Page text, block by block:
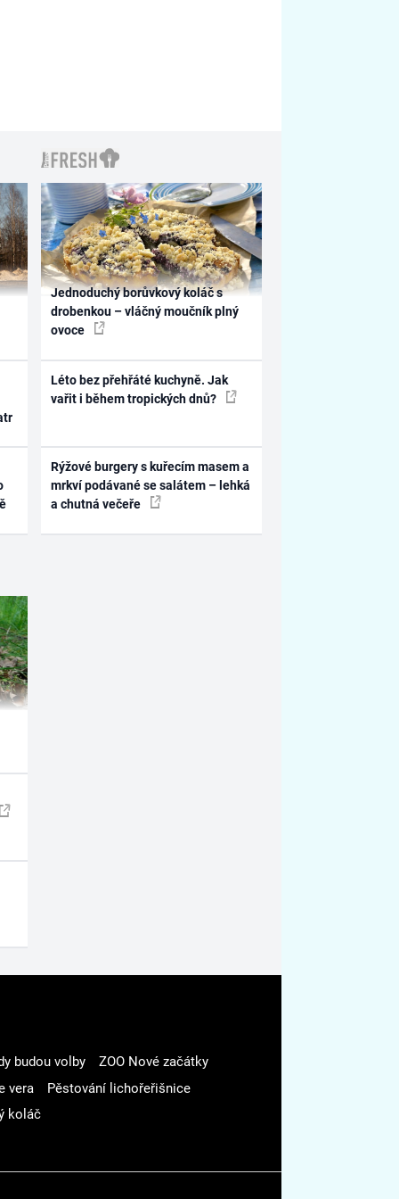
Jednoduchý borůvkový koláč s
drobenkou – vláčný moučník plný
ovoce
Léto bez přehřáté kuchyně. Jak
vařit i během tropických dnů?
Rýžové burgery s kuřecím masem a
mrkví podávané se salátem – lehká
a chutná večeře
budou volby
ZOO Nové začátky
vera
Pěstování lichořeřišnice
koláč